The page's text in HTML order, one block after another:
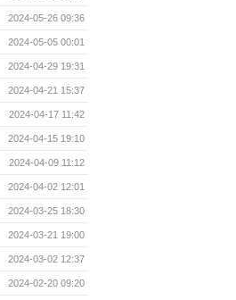
2024-05-26 09:36
2024-05-05 00:01
2024-04-29 19:31
2024-04-21 15:37
2024-04-17 11:42
2024-04-15 19:10
2024-04-09 11:12
2024-04-02 12:01
2024-03-25 18:30
2024-03-21 19:00
2024-03-02 12:37
2024-02-20 09:20